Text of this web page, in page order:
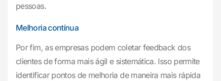
pessoas.
Melhoria contínua
Por fim, as empresas podem coletar feedback dos
clientes de forma mais ágil e sistemática. Isso permite
identificar pontos de melhoria de maneira mais rápida